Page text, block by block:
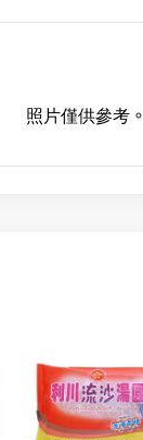
照片僅供參考。